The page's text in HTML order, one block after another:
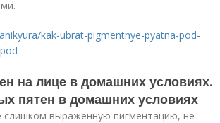
kak-ubrat-pigmentnye-pyatna-pod-
на лице в домашних условиях.
пятен в домашних условиях
выраженную пигментацию, не